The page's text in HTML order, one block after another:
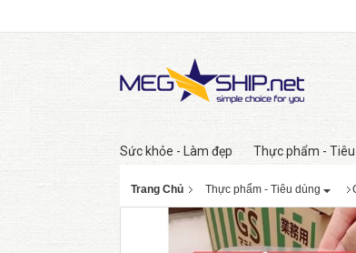
Sức khỏe - Làm đẹp Thực phẩm -
Trang Chủ Thực phẩm - Tiêu dùng